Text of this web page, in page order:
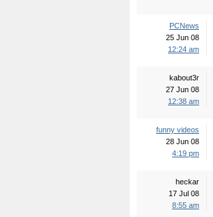
PCNews
25 Jun 08
12:24 am
kabout3r
27 Jun 08
12:38 am
funny videos
28 Jun 08
4:19 pm
heckar
17 Jul 08
8:55 am